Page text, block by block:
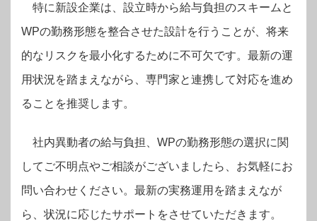
特に新設企業は、設立時から給与負担のスキームと
WPの勤務形態を整合させた設計を行うことが、将来
的なリスクを最小化するために不可欠です。最新の運
用状況を踏まえながら、専門家と連携して対応を進め
ることを推奨します。
社内異動者の給与負担、WPの勤務形態の選択に関
してご不明点やご相談がございましたら、お気軽にお
問い合わせください。最新の実務運用を踏まえなが
ら、状況に応じたサポートをさせていただきます。